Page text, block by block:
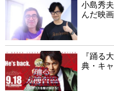
小島秀
んだ映画
『踊る
典・キ